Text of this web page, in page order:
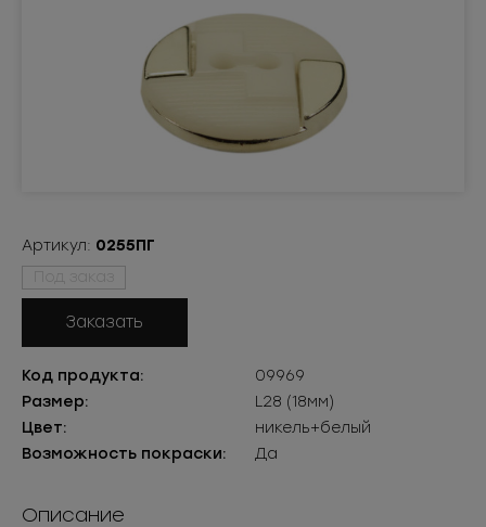
Артикул: 0255ПГ
Под заказ
Заказать
Код продукта:
09969
Размер:
L28 (18мм)
Цвет:
никель+белый
Возможность покраски:
Да
Описание